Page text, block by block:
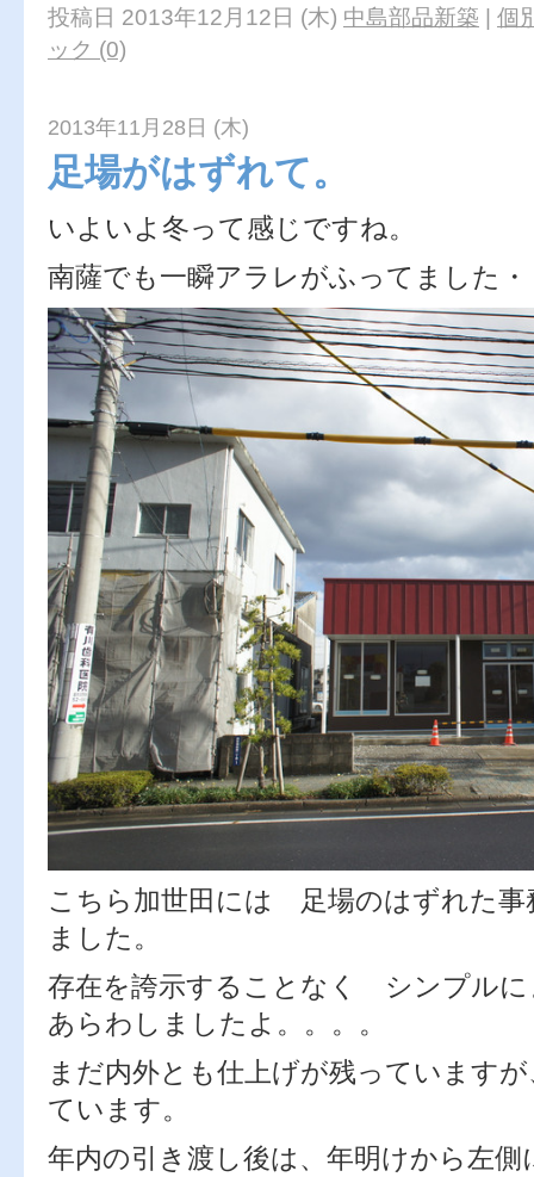
投稿日 2013年12月12日 (木) 中島部品新築 | 個
ック (0)
2013年11月28日 (木)
足場がはずれて。
いよいよ冬って感じですね。
南薩でも一瞬アラレがふってました・
こちら加世田には 足場のはずれた事
ました。
存在を誇示することなく シンプルに
あらわしましたよ。。。。
まだ内外とも仕上げが残っています
ています。
年内の引き渡し後は、年明けから左